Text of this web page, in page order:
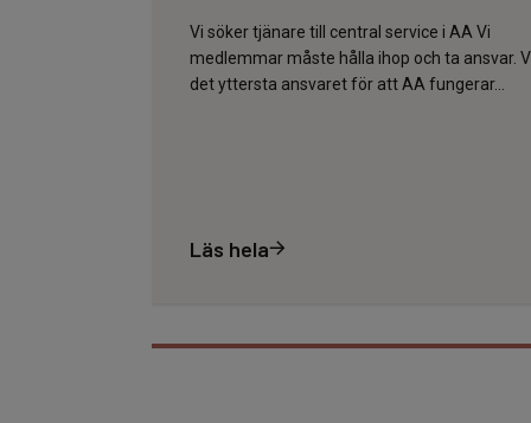
Vi söker tjänare till central service i AA Vi
medlemmar måste hålla ihop och ta ansvar.
det yttersta ansvaret för att AA fungerar...
Läs hela